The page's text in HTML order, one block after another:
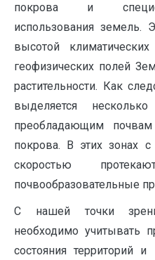
покрова и
использования земель.
высотой
геофизических полей
растительности. Как
выделяется
преобладающим
покрова. В этих зонах
скоростью
почвообразовательные
С нашей точки
необходимо учитывать
состояния территорий